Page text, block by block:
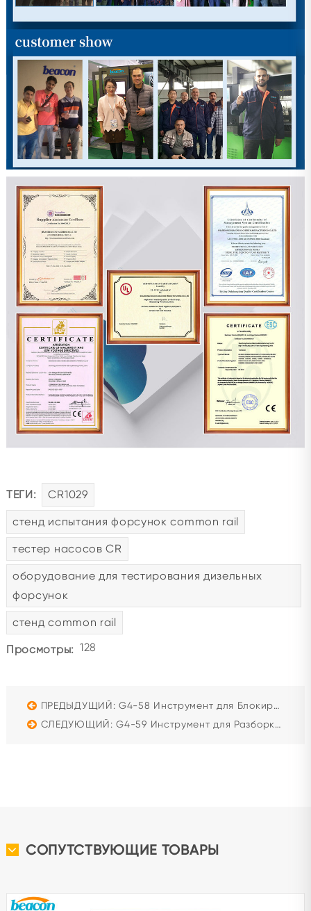
ТЕГИ: CR1029
стенд испытания форсунок common rail
тестер насосов CR
оборудование для тестирования дизельных
форсунок
стенд common rail
Просмотры: 128
ПРЕДЫДУЩИЙ: G4-58 Инструмент для Блокировки Цилиндра Насоса CAT 320D - Инструмент для Обслуживания ТНВД
СЛЕДУЮЩИЙ: G4-59 Инструмент для Разборки Cummins X15 - Инструмент для Обслуживания Топливной Системы Дизельного Двигателя
СОПУТСТВУЮЩИЕ ТОВАРЫ